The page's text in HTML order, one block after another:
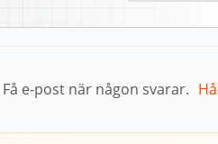
Få e-post när någon svarar.